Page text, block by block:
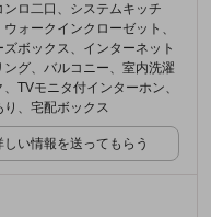
ロ二口、システムキッチ
ォークインクローゼット、
ボックス、インターネット
グ、バルコニー、室内洗濯
TVモニタ付インターホン、
、宅配ボックス
しい情報を送ってもらう